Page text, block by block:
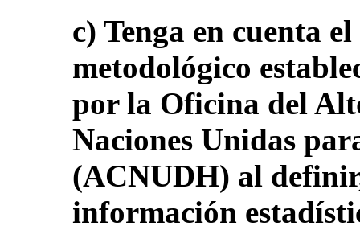
c) Tenga en cuenta
metodológico
por la Oficina del
Naciones Unidas
(ACNUDH) al
información